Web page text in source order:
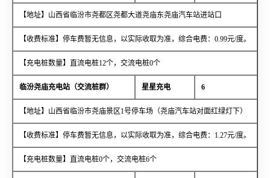
【地址】山西省临汾市尧都区尧都大道尧庙东尧庙汽车站进站口
【收费标准】停车费暂无信息，以实际收取为准，综合电费：0.99元/度。
【充电桩数量】直流电桩12个，交流电桩0个
临汾尧庙充电站（交流桩群） 星星充电 6
【地址】山西省临汾市尧庙景区1号停车场（尧庙汽车站对面红绿灯下）
【收费标准】停车费暂无信息，以实际收取为准，综合电费：1.27元/度。
【充电桩数量】直流电桩0个，交流电桩6个